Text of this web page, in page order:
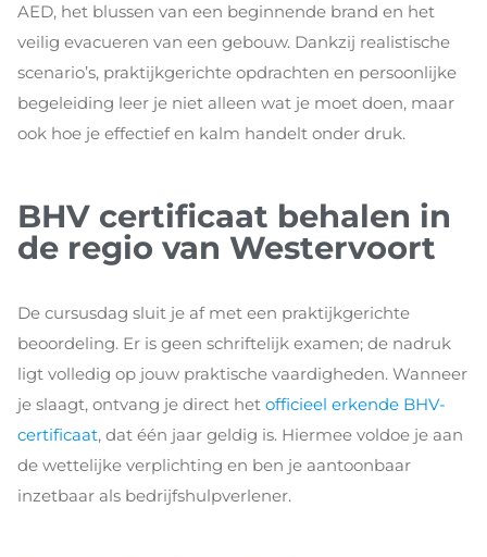
AED, het blussen van een beginnende brand en het
veilig evacueren van een gebouw. Dankzij realistische
scenario’s, praktijkgerichte opdrachten en persoonlijke
begeleiding leer je niet alleen wat je moet doen, maar
ook hoe je effectief en kalm handelt onder druk.
BHV certificaat behalen in
de regio van Westervoort
De cursusdag sluit je af met een praktijkgerichte
beoordeling. Er is geen schriftelijk examen; de nadruk
ligt volledig op jouw praktische vaardigheden. Wanneer
je slaagt, ontvang je direct het officieel erkende BHV-
certificaat, dat één jaar geldig is. Hiermee voldoe je aan
de wettelijke verplichting en ben je aantoonbaar
inzetbaar als bedrijfshulpverlener.